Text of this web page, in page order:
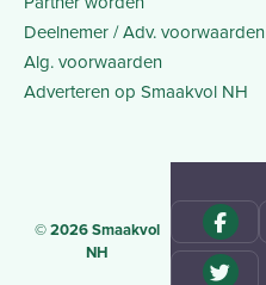
Deelnemer / Adv. voorwaarden
Alg. voorwaarden
Adverteren op Smaakvol NH
© 2026 Smaakvol
NH